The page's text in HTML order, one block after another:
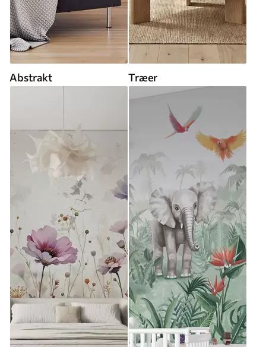
Abstrakt Træer